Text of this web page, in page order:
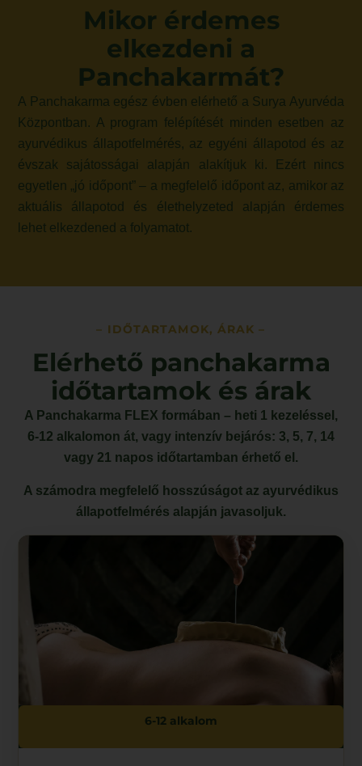
Mikor érdemes
elkezdeni a
Panchakarmát?
A Panchakarma egész évben elérhető a Surya Ayurvéda
Központban. A program felépítését minden esetben az
ayurvédikus állapotfelmérés, az egyéni állapotod és az
évszak sajátosságai alapján alakítjuk ki. Ezért nincs
egyetlen „jó időpont” – a megfelelő időpont az, amikor az
aktuális állapotod és élethelyzeted alapján érdemes
lehet elkezdened a folyamatot.
– IDŐTARTAMOK, ÁRAK –
Elérhető panchakarma
időtartamok és árak
A Panchakarma FLEX formában – heti 1 kezeléssel,
6-12 alkalomon át, vagy intenzív bejárós: 3, 5, 7, 14
vagy 21 napos időtartamban érhető el.
A számodra megfelelő hosszúságot az ayurvédikus
állapotfelmérés alapján javasoljuk.
6-12 alkalom